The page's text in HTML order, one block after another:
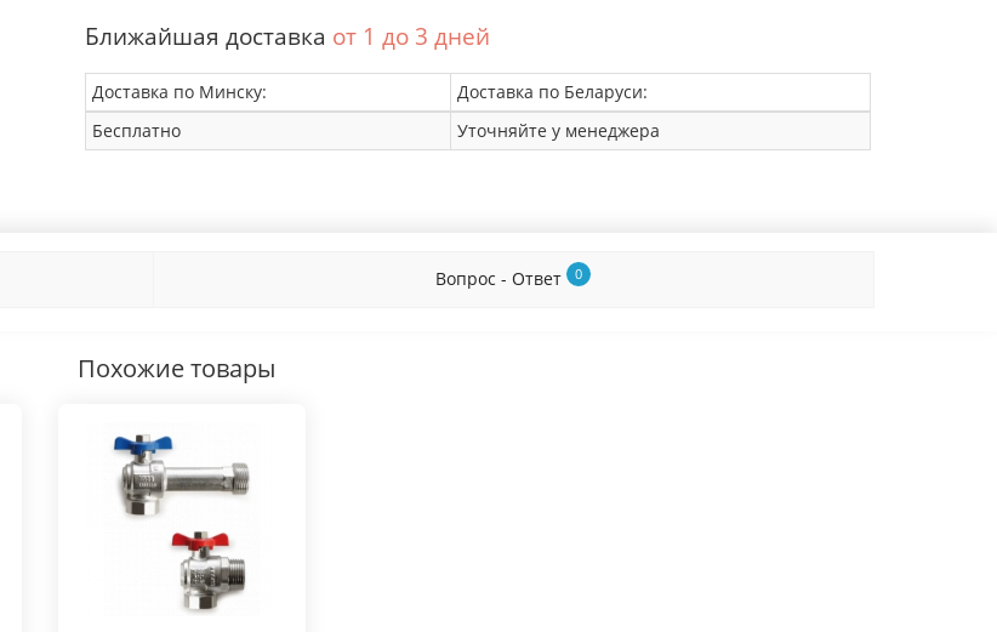
Ближайшая доставка от 1 до 3 дней
Доставка по Минску:
Доставка по Беларуси:
Бесплатно
Уточняйте у менеджера
Вопрос - Ответ 0
Похожие товары